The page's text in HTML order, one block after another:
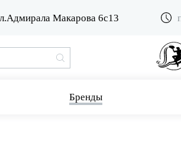
Макарова 6с13
Бренды